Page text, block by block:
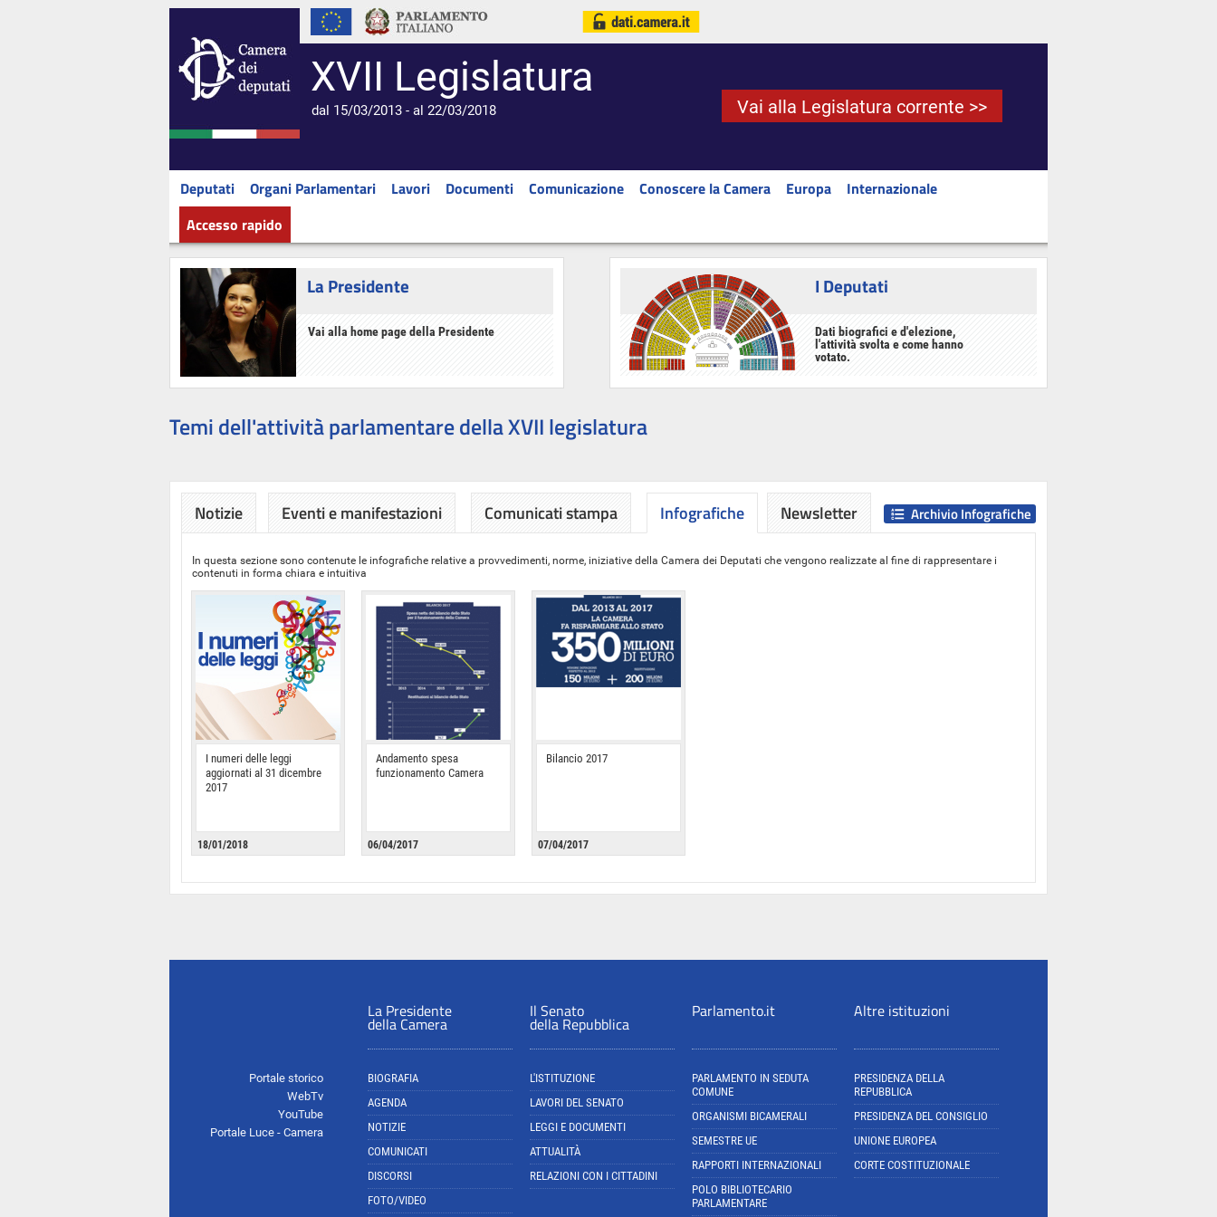
XVII Legislatura
dal 15/03/2013 - al 22/03/2018 Vai alla Legislatura corrente >>
Deputati Organi Parlamentari Lavori Documenti Comunicazione Conoscere la Camera Europa
Internazionale
Accesso rapido
La Presidente
Vai alla home page della Presidente
I Deputati
Dati biografici e d'elezione,
l'attività svolta e come hanno
votato.
Temi dell'attività parlamentare della XVII legislatura
Notizie Eventi e manifestazioni Comunicati stampa Infografiche
In questa sezione sono contenute le infografiche relative a provvedimenti, norme, iniziative della Camera dei Deputati che vengono realizzate al fine di rappresentare i
contenuti in forma chiara e intuitiva
I numeri delle leggi
aggiornati al 31 dicembre
2017
18/01/2018
Andamento spesa
funzionamento Camera
06/04/2017
Bilancio 2017
07/04/2017
Archivio Infografiche
Newsletter
Portale storico
WebTv
YouTube
Portale Luce - Camera
La Presidente
della Camera
BIOGRAFIA
AGENDA
NOTIZIE
COMUNICATI
DISCORSI
FOTO/VIDEO
Il Senato
della Repubblica
L'ISTITUZIONE
LAVORI DEL SENATO
LEGGI E DOCUMENTI
ATTUALITÀ
RELAZIONI CON I CITTADINI
Parlamento.it
PARLAMENTO IN SEDUTA
COMUNE
ORGANISMI BICAMERALI
SEMESTRE UE
RAPPORTI INTERNAZIONALI
POLO BIBLIOTECARIO
PARLAMENTARE
Altre istituzioni
PRESIDENZA DELLA
REPUBBLICA
PRESIDENZA DEL CONSIGLIO
UNIONE EUROPEA
CORTE COSTITUZIONALE